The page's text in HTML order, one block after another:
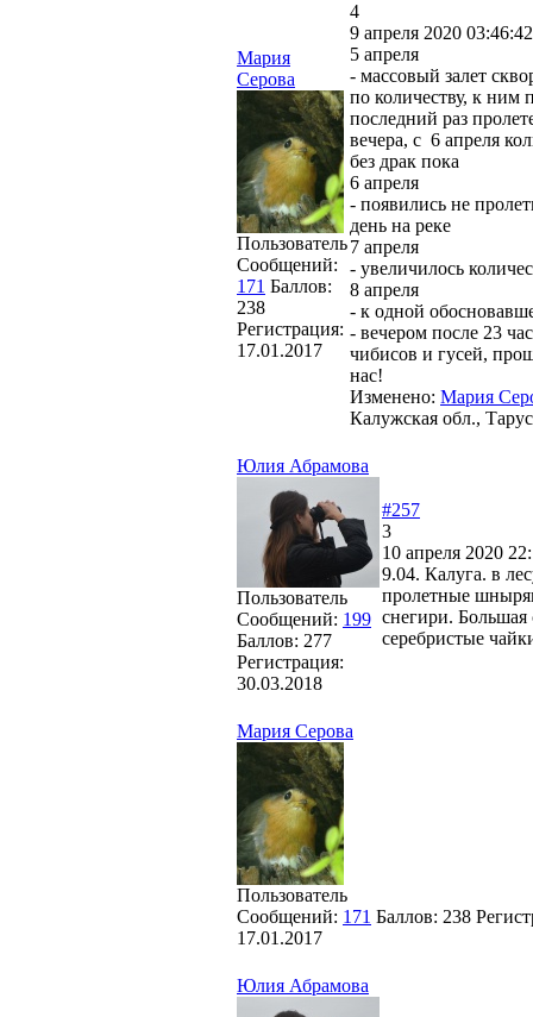
Мария
Серова
Пользователь
Сообщений:
171 Баллов:
238
Регистрация:
17.01.2017
4
9 апреля 2020 03:46:42
5 апреля
- массовый залет
по количеству, к ним
последний раз
вечера, с 6 апреля
без драк пока
6 апреля
- появились не
день на реке
7 апреля
- увеличилось
8 апреля
- к одной
- вечером после 23
чибисов и гусей,
нас!
Изменено: Мария
Калужская обл.,
Юлия Абрамова
Пользователь
Сообщений: 199
Баллов: 277
Регистрация:
30.03.2018
#257
3
10 апреля 2020
9.04. Калуга. в
пролетные
снегири. Большая
серебристые
Мария Серова
Пользователь
Сообщений: 171 Баллов: 238
17.01.2017
Юлия Абрамова